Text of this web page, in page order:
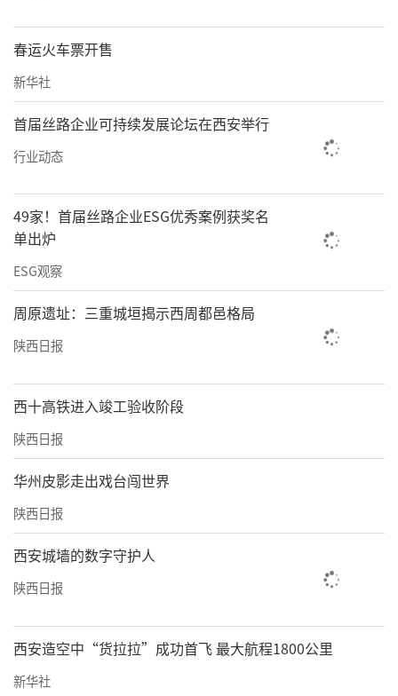
春运火车票开售
新华社
首届丝路企业可持续发展论坛在西安举行
行业动态
49家！首届丝路企业ESG优秀案例获奖名
单出炉
ESG观察
周原遗址：三重城垣揭示西周都邑格局
陕西日报
西十高铁进入竣工验收阶段
陕西日报
华州皮影走出戏台闯世界
陕西日报
西安城墙的数字守护人
陕西日报
西安造空中“货拉拉”成功首飞 最大航程1800公里
新华社